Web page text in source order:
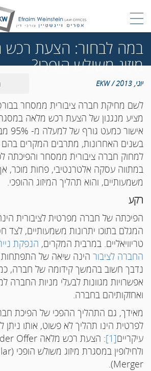
במה לבחור: הצעת רכש
מיזוג משולש הופכי?
יוני, 2013 / EKW
לשם מחיקת חברה ציבורית ממסחר
מציע מנגנון של הצעת רכש מלאה
אישור
בשנים האחרונות, מתרבים המקרים
למחוק חברה ציבורית ממסחר והפיכתה
במתווה עסקה אלטרנטיבי, פחות מוכר,
משמעותיים, והוא תהליך המיזוג ההופכי.
רקע
הפיכתה של חברה מפרטית לציבורית
המגלם בתוכו יתרונות משמעותיים, לצד
טריוויאליים. במרבית המקרים, הנפקת
החברה לציבור הינה שיאה של התפתחות
נדבך חשוב בהמשך קידומה של חברה,
אפשרויות מגוונות לבעלי מניות
ואחזקותיהם בחברה.
מאידך, גם התהליך ההפכי של הפיכת
לפרטית הינו תהליך לא פשוט, אותו ניתן
עיקריים[1] : הצעת רכש מלאה Offer)
ולחילופין במסגרת מיזוג משולש הופכי (
Merger
).